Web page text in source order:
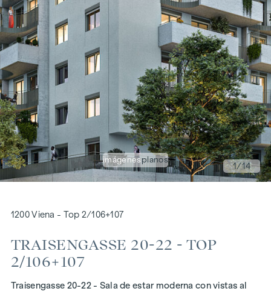
imágenesplanos
1/14
1200 Viena - Top 2/106+107
TRAISENGASSE 20-22 - TOP
2/106+107
Traisengasse 20-22 - Sala de estar moderna con vistas al